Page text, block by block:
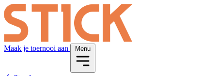
Maak je toernooi aan Menu